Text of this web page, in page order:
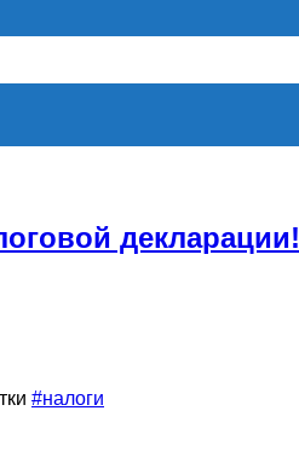
декларации!
#налоги